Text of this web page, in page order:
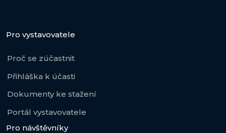
Pro vystavovatele
Proč se zúčastnit
Přihláška k účasti
Dokumenty ke stažení
Portál vystavovatele
Pro návštěvníky